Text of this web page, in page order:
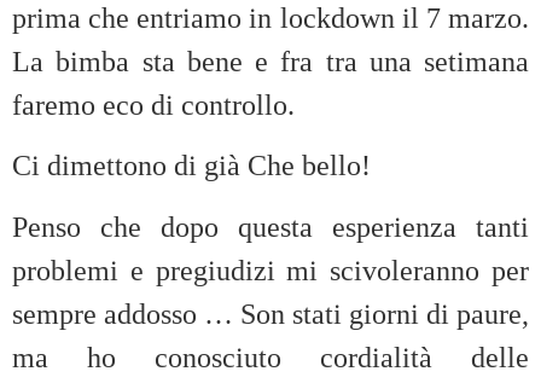
prima che entriamo in lockdown il 7 marzo.
La bimba sta bene e fra tra una setimana
faremo eco di controllo.
Ci dimettono di già Che bello!
Penso che dopo questa esperienza tanti
problemi e pregiudizi mi scivoleranno per
sempre addosso … Son stati giorni di paure,
ma ho conosciuto cordialità delle